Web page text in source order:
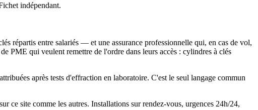
indépendant.
répartis entre salariés — et une assurance professionnelle qui, en cas de vol,
PME qui veulent remettre de l'ordre dans leurs accès : cylindres à clés
après tests d'effraction en laboratoire. C'est le seul langage commun
ce site comme les autres. Installations sur rendez-vous, urgences 24h/24,